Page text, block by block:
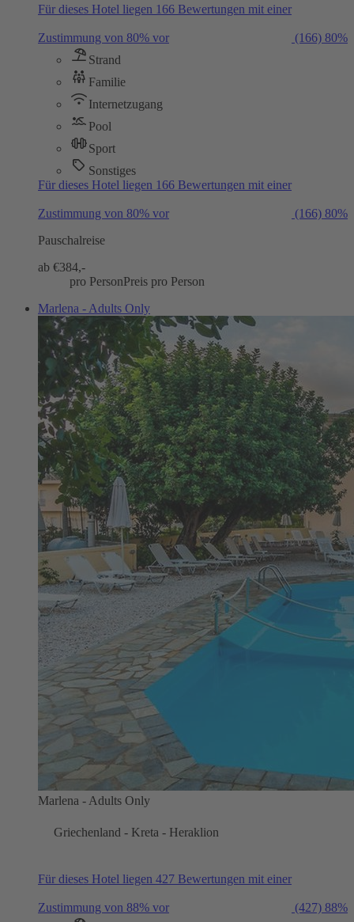
Für dieses Hotel liegen 166 Bewertungen mit einer
Zustimmung von 80% vor (166) 80%
Strand
Familie
Internetzugang
Pool
Sport
Sonstiges
Für dieses Hotel liegen 166 Bewertungen mit einer
Zustimmung von 80% vor (166) 80%
Pauschalreise
ab €384,-
pro PersonPreis pro Person
Marlena - Adults Only
Marlena - Adults Only
Griechenland - Kreta - Heraklion
Für dieses Hotel liegen 427 Bewertungen mit einer
Zustimmung von 88% vor (427) 88%